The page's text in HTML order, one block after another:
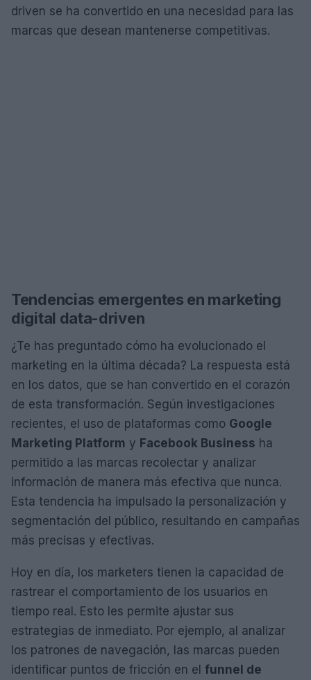
driven se ha convertido en una necesidad para las
marcas que desean mantenerse competitivas.
Tendencias emergentes en marketing
digital data-driven
¿Te has preguntado cómo ha evolucionado el
marketing en la última década? La respuesta está
en los datos, que se han convertido en el corazón
de esta transformación. Según investigaciones
recientes, el uso de plataformas como Google
Marketing Platform y Facebook Business ha
permitido a las marcas recolectar y analizar
información de manera más efectiva que nunca.
Esta tendencia ha impulsado la personalización y
segmentación del público, resultando en campañas
más precisas y efectivas.
Hoy en día, los marketers tienen la capacidad de
rastrear el comportamiento de los usuarios en
tiempo real. Esto les permite ajustar sus
estrategias de inmediato. Por ejemplo, al analizar
los patrones de navegación, las marcas pueden
identificar puntos de fricción en el funnel de